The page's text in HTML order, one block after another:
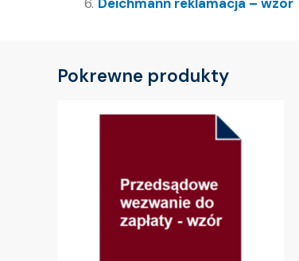
Pokrewne produkty